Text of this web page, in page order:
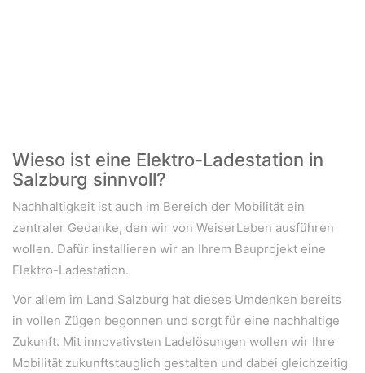
Wieso ist eine Elektro-Ladestation in
Salzburg sinnvoll?
Nachhaltigkeit ist auch im Bereich der Mobilität ein
zentraler Gedanke, den wir von WeiserLeben ausführen
wollen. Dafür installieren wir an Ihrem Bauprojekt eine
Elektro-Ladestation.
Vor allem im Land Salzburg hat dieses Umdenken bereits
in vollen Zügen begonnen und sorgt für eine nachhaltige
Zukunft. Mit innovativsten Ladelösungen wollen wir Ihre
Mobilität zukunftstauglich gestalten und dabei gleichzeitig